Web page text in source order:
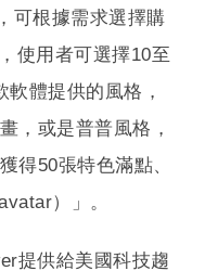
可根據需求選擇購
使用者可選擇10至
體提供的風格，
，或是普普風格，
得50張特色滿點、
）」。
提供給美國科技趨